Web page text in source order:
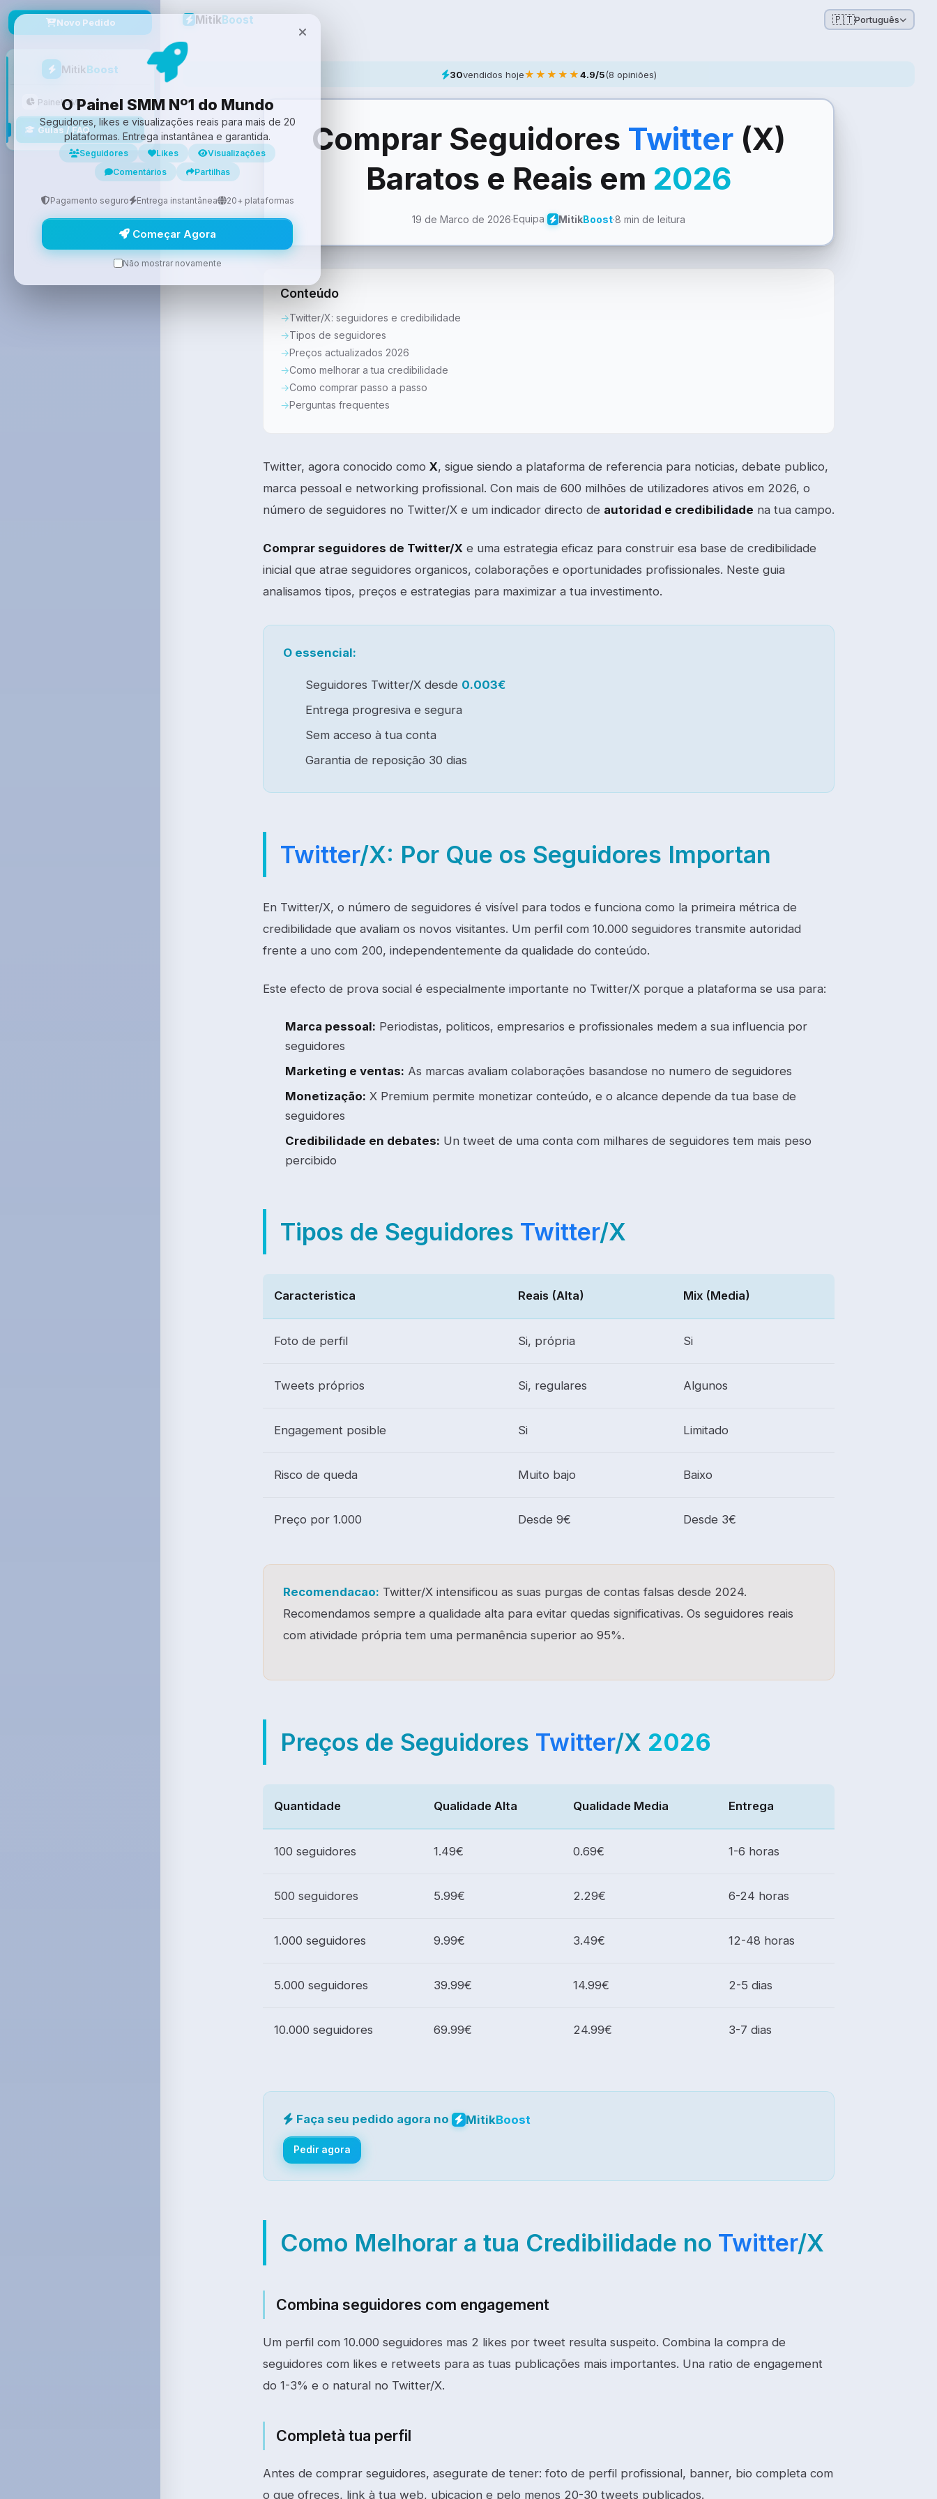
Novo Pedido
MitikBoost
Painel SMM
Guias / FAQ
MitikBoost 🇵🇹Português
30vendidos hoje★★★★★4.9/5(8 opiniões)
Comprar Seguidores Twitter (X)
Baratos e Reais em 2026
19 de Marco de 2026·Equipa MitikBoost·8 min de leitura
Conteúdo
Twitter/X: seguidores e credibilidade
Tipos de seguidores
Preços actualizados 2026
Como melhorar a tua credibilidade
Como comprar passo a passo
Perguntas frequentes
Twitter, agora conocido como X, sigue siendo a plataforma de referencia para noticias, debate publico,
marca pessoal e networking profissional. Con mais de 600 milhões de utilizadores ativos em 2026, o
número de seguidores no Twitter/X e um indicador directo de autoridad e credibilidade na tua campo.
Comprar seguidores de Twitter/X e uma estrategia eficaz para construir esa base de credibilidade
inicial que atrae seguidores organicos, colaborações e oportunidades profissionales. Neste guia
analisamos tipos, preços e estrategias para maximizar a tua investimento.
O essencial:
Seguidores Twitter/X desde 0.003€
Entrega progresiva e segura
Sem acceso à tua conta
Garantia de reposição 30 dias
Twitter/X: Por Que os Seguidores Importan
En Twitter/X, o número de seguidores é visível para todos e funciona como la primeira métrica de
credibilidade que avaliam os novos visitantes. Um perfil com 10.000 seguidores transmite autoridad
frente a uno com 200, independentemente da qualidade do conteúdo.
Este efecto de prova social é especialmente importante no Twitter/X porque a plataforma se usa para:
Marca pessoal: Periodistas, politicos, empresarios e profissionales medem a sua influencia por
seguidores
Marketing e ventas: As marcas avaliam colaborações basandose no numero de seguidores
Monetização: X Premium permite monetizar conteúdo, e o alcance depende da tua base de
seguidores
Credibilidade en debates: Un tweet de uma conta com milhares de seguidores tem mais peso
percibido
Tipos de Seguidores Twitter/X
Caracteristica Reais (Alta) Mix (Media)
Foto de perfil Si, própria Si
Tweets próprios Si, regulares Algunos
Engagement posible Si Limitado
Risco de queda Muito bajo Baixo
Preço por 1.000 Desde 9€ Desde 3€
Recomendacao: Twitter/X intensificou as suas purgas de contas falsas desde 2024.
Recomendamos sempre a qualidade alta para evitar quedas significativas. Os seguidores reais
com atividade própria tem uma permanência superior ao 95%.
Preços de Seguidores Twitter/X 2026
Quantidade Qualidade Alta Qualidade Media Entrega
100 seguidores 1.49€ 0.69€ 1-6 horas
500 seguidores 5.99€ 2.29€ 6-24 horas
1.000 seguidores 9.99€ 3.49€ 12-48 horas
5.000 seguidores 39.99€ 14.99€ 2-5 dias
10.000 seguidores 69.99€ 24.99€ 3-7 dias
Faça seu pedido agora no MitikBoost
Pedir agora
Como Melhorar a tua Credibilidade no Twitter/X
Combina seguidores com engagement
Um perfil com 10.000 seguidores mas 2 likes por tweet resulta suspeito. Combina la compra de
seguidores com likes e retweets para as tuas publicações mais importantes. Una ratio de engagement
do 1-3% e o natural no Twitter/X.
Completà tua perfil
Antes de comprar seguidores, asegurate de tener: foto de perfil profissional, banner, bio completa com
o que ofreces, link à tua web, ubicacion e pelo menos 20-30 tweets publicados.
O Painel SMM Nº1 do Mundo
Seguidores, likes e visualizações reais para mais de 20
plataformas. Entrega instantânea e garantida.
Seguidores Likes
Visualizações
Comentários
Partilhas
Pagamento seguro Entrega instantânea 20+ plataformas
Começar Agora
Não mostrar novamente